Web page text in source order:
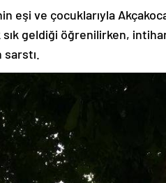
eşi ve çocuklarıyla
sık geldiği öğrenilirken,